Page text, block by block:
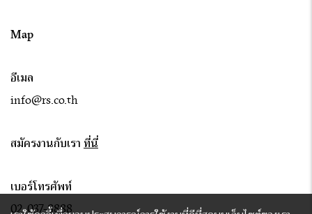
Map
อีเมล
info@rs.co.th
สมัครงานกับเรา ที่นี่
เบอร์โทรศัพท์
02-037-8888